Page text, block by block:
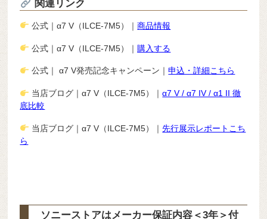
関連リンク
公式｜α7 V（ILCE-7M5）｜商品情報
公式｜α7 V（ILCE-7M5）｜ 購入する
公式｜ α7 V発売記念キャンペーン｜申込・詳細こちら
当店ブログ｜α7 V（ILCE-7M5）｜α7 V / α7 IV / α1 II 徹
底比較
当店ブログ｜α7 V（ILCE-7M5）｜先行展示レポートこち
ら
ソニーストアはメーカー保証内容 ＜3年＞付